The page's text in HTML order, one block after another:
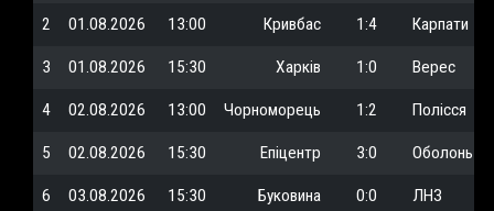
2 01.08.2026 13:00 Кривбас 1:4 Карпати
3 01.08.2026 15:30 Харків 1:0 Верес
4 02.08.2026 13:00 Чорноморець 1:2 Полісся
5 02.08.2026 15:30 Епіцентр 3:0 Оболонь
6 03.08.2026 15:30 Буковина 0:0 ЛНЗ